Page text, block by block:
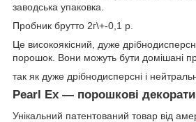
заводська упаковка.
Пробник брутто 2г\+-0,1 р.
Це високоякісний, дуже
порошок. Вони можуть бути домішані
так як дуже дрібнодисперсні і
Pearl Ex ― порошкові
Унікальний патентований товар від